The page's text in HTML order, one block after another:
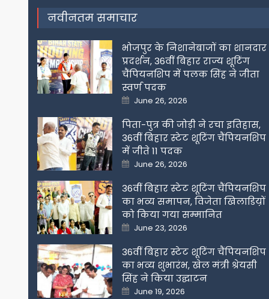
नवीनतम समाचार
भोजपुर के निशानेबाजों का शानदार
प्रदर्शन, 36वीं बिहार राज्य शूटिंग
चैंपियनशिप में पलक सिंह ने जीता
स्वर्ण पदक
Posted
on
June 26, 2026
पिता-पुत्र की जोड़ी ने रचा इतिहास,
36वीं बिहार स्टेट शूटिंग चैंपियनशिप
में जीते 11 पदक
Posted
on
June 26, 2026
36वीं बिहार स्टेट शूटिंग चैंपियनशिप
का भव्य समापन, विजेता खिलाडिय़ों
को किया गया सम्मानित
Posted
on
June 23, 2026
36वीं बिहार स्टेट शूटिंग चैंपियनशिप
का भव्य शुभारंभ, खेल मंत्री श्रेयसी
सिंह ने किया उद्घाटन
Posted
on
June 19, 2026